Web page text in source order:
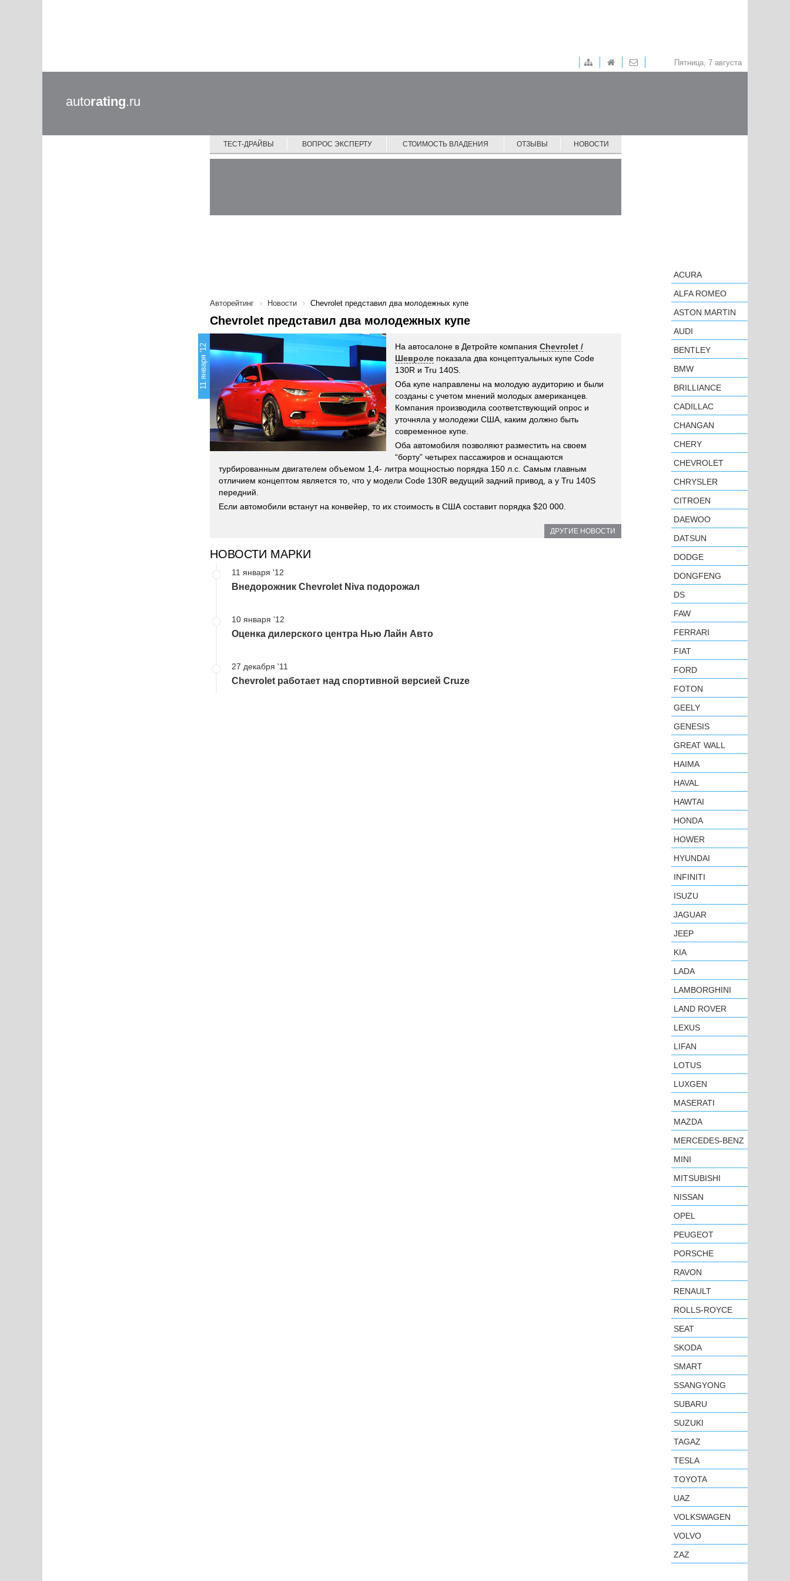
Пятница, 7 августа
autorating.ru
ТЕСТ-ДРАЙВЫ ВОПРОС ЭКСПЕРТУ СТОИМОСТЬ ВЛАДЕНИЯ ОТЗЫВЫ НОВОСТИ
Авторейтинг Новости Chevrolet представил два молодежных купе
Chevrolet представил два молодежных купе
11 января '12 На автосалоне в Детройте компания Chevrolet /
Шевроле показала два концептуальных купе Code
130R и Tru 140S.
Оба купе направлены на молодую аудиторию и были
созданы с учетом мнений молодых американцев.
Компания производила соответствующий опрос и
уточняла у молодежи США, каким должно быть
современное купе.
Оба автомобиля позволяют разместить на своем
“борту” четырех пассажиров и оснащаются
турбированным двигателем объемом 1,4- литра мощностью порядка 150 л.с. Самым главным
отличием концептом является то, что у модели Code 130R ведущий задний привод, а у Tru 140S
передний.
Если автомобили встанут на конвейер, то их стоимость в США составит порядка $20 000.
ДРУГИЕ НОВОСТИ
НОВОСТИ МАРКИ
11 января '12
Внедорожник Chevrolet Niva подорожал
10 января '12
Оценка дилерского центра Нью Лайн Авто
27 декабря '11
Chevrolet работает над спортивной версией Cruze
ACURA
ALFA ROMEO
ASTON MARTIN
AUDI
BENTLEY
BMW
BRILLIANCE
CADILLAC
CHANGAN
CHERY
CHEVROLET
CHRYSLER
CITROEN
DAEWOO
DATSUN
DODGE
DONGFENG
DS
FAW
FERRARI
FIAT
FORD
FOTON
GEELY
GENESIS
GREAT WALL
HAIMA
HAVAL
HAWTAI
HONDA
HOWER
HYUNDAI
INFINITI
ISUZU
JAGUAR
JEEP
KIA
LADA
LAMBORGHINI
LAND ROVER
LEXUS
LIFAN
LOTUS
LUXGEN
MASERATI
MAZDA
MERCEDES-BENZ
MINI
MITSUBISHI
NISSAN
OPEL
PEUGEOT
PORSCHE
RAVON
RENAULT
ROLLS-ROYCE
SEAT
SKODA
SMART
SSANGYONG
SUBARU
SUZUKI
TAGAZ
TESLA
TOYOTA
UAZ
VOLKSWAGEN
VOLVO
ZAZ